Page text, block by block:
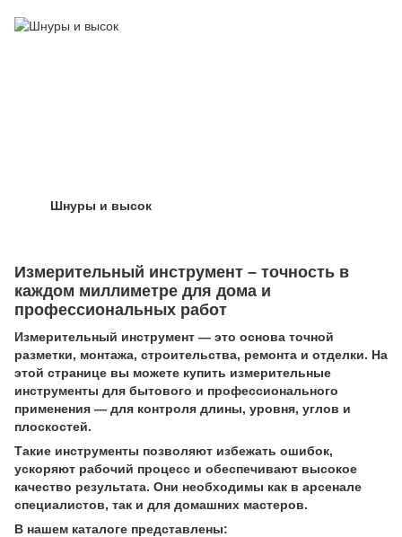
Измерительный инструмент – точность в
каждом миллиметре для дома и
профессиональных работ
Измерительный инструмент — это основа точной
разметки, монтажа, строительства, ремонта и отделки. На
этой странице вы можете купить измерительные
инструменты для бытового и профессионального
применения — для контроля длины, уровня, углов и
плоскостей.
Такие инструменты позволяют избежать ошибок,
ускоряют рабочий процесс и обеспечивают высокое
качество результата. Они необходимы как в арсенале
специалистов, так и для домашних мастеров.
В нашем каталоге представлены:
Шнуры и высок